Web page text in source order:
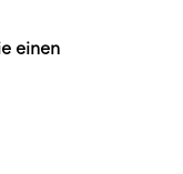
einen